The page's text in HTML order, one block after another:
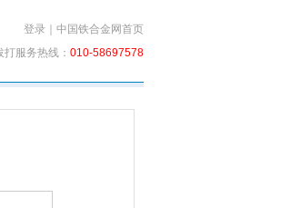
登录
中国铁合金网首页
服务热线： 010-58697578